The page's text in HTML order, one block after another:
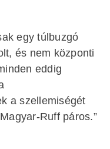
egy túlbuzgó
és nem központi
eddig
a szellemiségét
Ruff páros.”